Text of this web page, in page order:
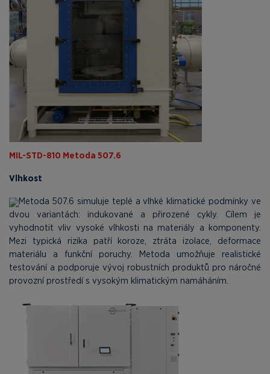
MIL-STD-810 Metoda 507.6
Vlhkost
Metoda 507.6 simuluje teplé a vlhké klimatické podmínky ve
dvou variantách: indukované a přirozené cykly. Cílem je
vyhodnotit vliv vysoké vlhkosti na materiály a komponenty.
Mezi typická rizika patří koroze, ztráta izolace, deformace
materiálu a funkční poruchy. Metoda umožňuje realistické
testování a podporuje vývoj robustních produktů pro náročné
provozní prostředí s vysokým klimatickým namáháním.